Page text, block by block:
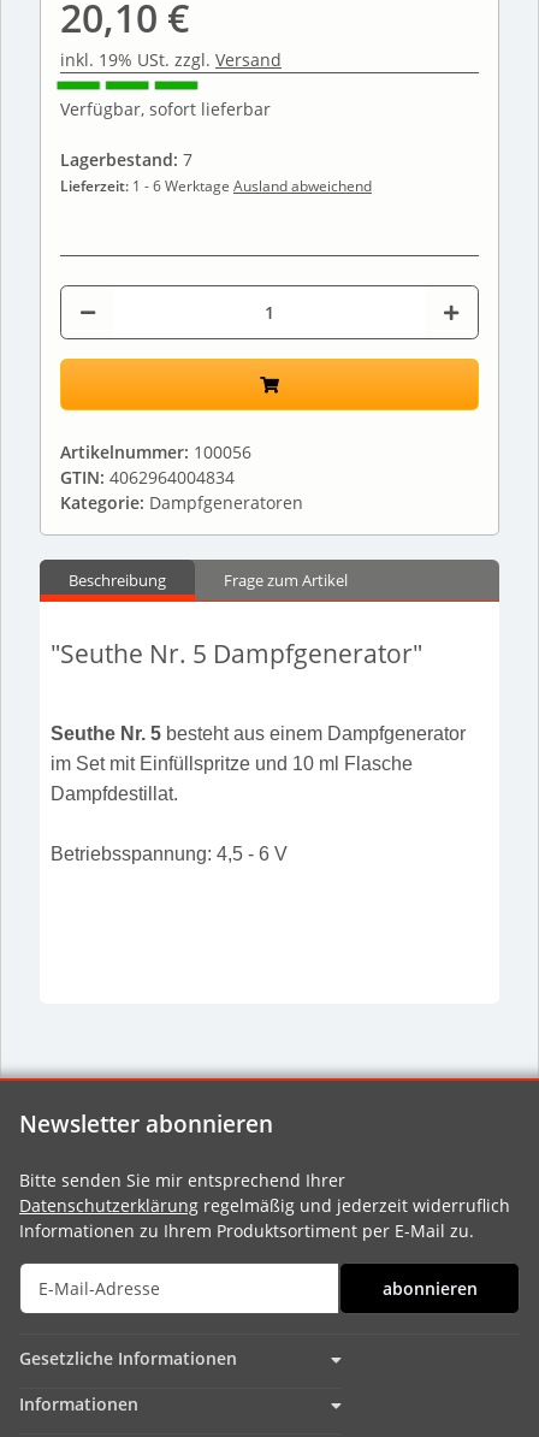
20,10 €
inkl. 19% USt. zzgl. Versand
Verfügbar, sofort lieferbar
Lagerbestand: 7
Lieferzeit: 1 - 6 Werktage Ausland abweichend
Artikelnummer: 100056
GTIN: 4062964004834
Kategorie: Dampfgeneratoren
Beschreibung Frage zum Artikel
"Seuthe Nr. 5 Dampfgenerator"
Seuthe Nr. 5besteht aus einem Dampfgenerator
im Set mit Einfüllspritze und 10 ml Flasche
Dampfdestillat.
Betriebsspannung: 4,5 - 6 V
Newsletter abonnieren
Bitte senden Sie mir entsprechend Ihrer
Datenschutzerklärung regelmäßig und jederzeit widerruflich
Informationen zu Ihrem Produktsortiment per E-Mail zu.
abonnieren
Gesetzliche Informationen
Informationen